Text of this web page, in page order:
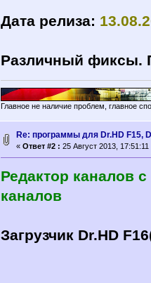
Дата релиза:
Различный фиксы.
Главное не наличие проблем, главное
Re: программы для Dr.HD F15,
« Ответ #2 : 25 Август 2013, 17:51:11
Редактор каналов
каналов
Загрузчик Dr.HD